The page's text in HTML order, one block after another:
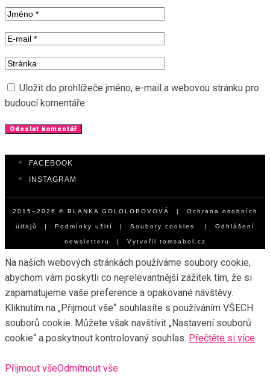
Uložit do prohlížeče jméno, e-mail a webovou stránku pro
budoucí komentáře.
FACEBOOK
INSTAGRAM
2015–2026 © BLANKA GOLOLOBOVOVÁ | Ochrana osobních
údajů | Podmínky užití | Soubory cookies | Odhlášení
newsletteru | Vytvořil tomsabol.cz
Na našich webových stránkách používáme soubory cookie,
abychom vám poskytli co nejrelevantnější zážitek tím, že si
zapamatujeme vaše preference a opakované návštěvy.
Kliknutím na „Přijmout vše“ souhlasíte s používáním VŠECH
souborů cookie. Můžete však navštívit „Nastavení souborů
cookie“ a poskytnout kontrolovaný souhlas. Přečtěte si více
Přijmout všeOdmítnout vše